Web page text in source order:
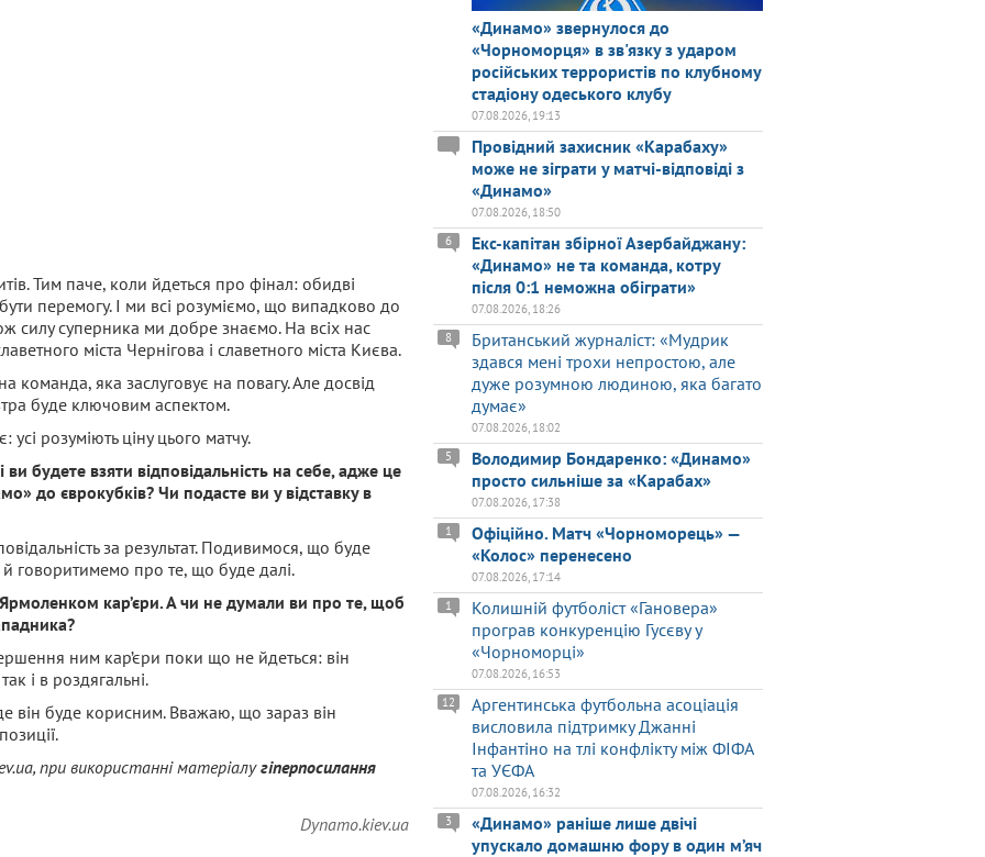
Тим паче, коли йдеться про фінал: обидві
перемогу. І ми всі розуміємо, що випадково до
силу суперника ми добре знаємо. На всіх нас
міста Чернігова і славетного міста Києва.
команда, яка заслуговує на повагу. Але досвід
буде ключовим аспектом.
розуміють ціну цього матчу.
ви будете взяти відповідальність на себе, адже це
до єврокубків? Чи подасте ви у відставку в
за результат. Подивимося, що буде
й говоритимемо про те, що буде далі.
кар’єри. А чи не думали ви про те, щоб
ним кар’єри поки що не йдеться: він
і в роздягальні.
він буде корисним. Вважаю, що зараз він
при використанні матеріалугіперпосилання
Dynamo.kiev.ua
«Динамо» звернулося до
«Чорноморця» в зв'язку з ударом
російських террористів по клубному
стадіону одеського клубу
07.08.2026, 19:13
Провідний захисник «Карабаху»
може не зіграти у матчі-відповіді з
«Динамо»
07.08.2026, 18:50
Екс-капітан збірної Азербайджану:
«Динамо» не та команда, котру
після 0:1 неможна обіграти»
6
07.08.2026, 18:26
Британський журналіст: «Мудрик
здався мені трохи непростою, але
дуже розумною людиною, яка багато
думає»
8
07.08.2026, 18:02
Володимир Бондаренко: «Динамо»
просто сильніше за «Карабах»
5
07.08.2026, 17:38
Офіційно. Матч «Чорноморець» —
«Колос» перенесено
1
07.08.2026, 17:14
Колишній футболіст «Гановера»
програв конкуренцію Гусєву у
«Чорноморці»
1
07.08.2026, 16:53
Аргентинська футбольна асоціація
висловила підтримку Джанні
Інфантіно на тлі конфлікту між ФІФА
та УЄФА
12
07.08.2026, 16:32
«Динамо» раніше лише двічі
упускало домашню фору в один м’яч
3